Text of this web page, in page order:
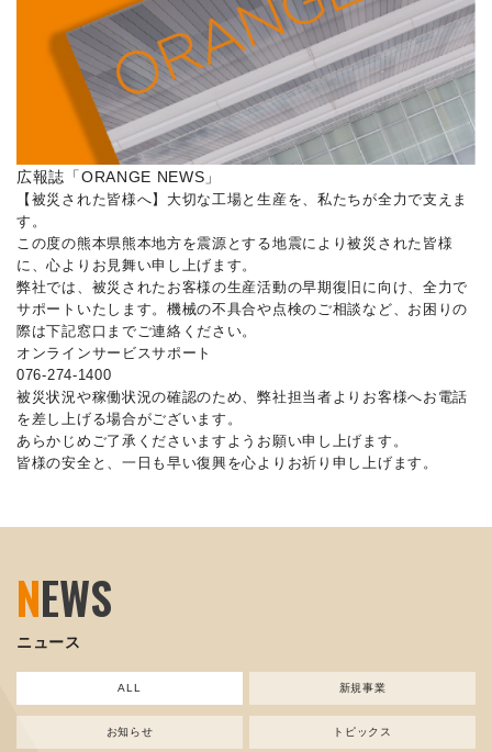
広報誌「ORANGE NEWS」
【被災された皆様へ】大切な工場と生産を、私たちが全力で支えま
す。
この度の熊本県熊本地方を震源とする地震により被災された皆様
に、心よりお見舞い申し上げます。
弊社では、被災されたお客様の生産活動の早期復旧に向け、全力で
サポートいたします。機械の不具合や点検のご相談など、お困りの
際は下記窓口までご連絡ください。
オンラインサービスサポート
076-274-1400
被災状況や稼働状況の確認のため、弊社担当者よりお客様へお電話
を差し上げる場合がございます。
あらかじめご了承くださいますようお願い申し上げます。
皆様の安全と、一日も早い復興を心よりお祈り申し上げます。
NEWS
ニュース
ALL 新規事業
お知らせ トピックス